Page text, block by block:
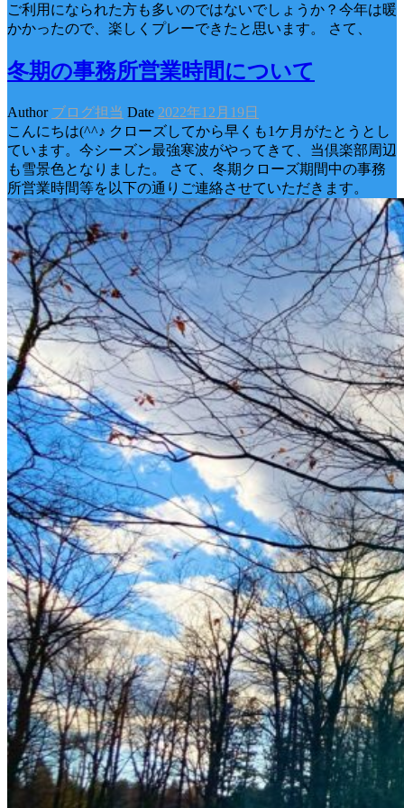
ご利用になられた方も多いのではないでしょうか？今年は暖
かかったので、楽しくプレーできたと思います。 さて、
冬期の事務所営業時間について
Author ブログ担当 Date 2022年12月19日
こんにちは(^^♪ クローズしてから早くも1ケ月がたとうとし
ています。今シーズン最強寒波がやってきて、当倶楽部周辺
も雪景色となりました。 さて、冬期クローズ期間中の事務
所営業時間等を以下の通りご連絡させていただきます。